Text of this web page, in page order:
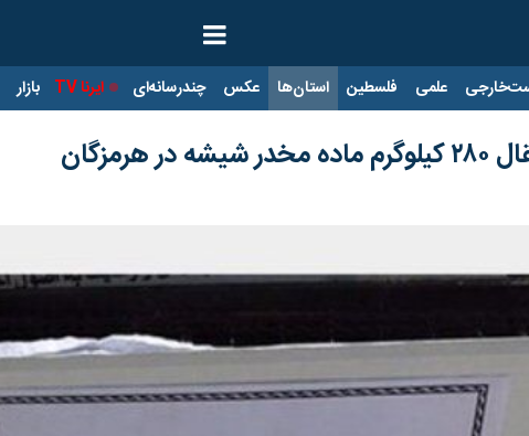
علمی فلسطین استان‌ها عکس چندرسانه‌ای ایرنا TV بازار